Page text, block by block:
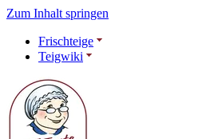
Zum Inhalt springen
Frischteige
Teigwiki